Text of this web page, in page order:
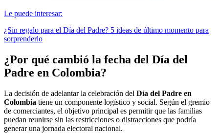
Le puede interesar:
¿Sin regalo para el Día del Padre? 5 ideas de último momento para
sorprenderlo
¿Por qué cambió la fecha del Día del
Padre en Colombia?
La decisión de adelantar la celebración del Día del Padre en
Colombia tiene un componente logístico y social. Según el gremio
de comerciantes, el objetivo principal es permitir que las familias
puedan reunirse sin las restricciones o distracciones que podría
generar una jornada electoral nacional.